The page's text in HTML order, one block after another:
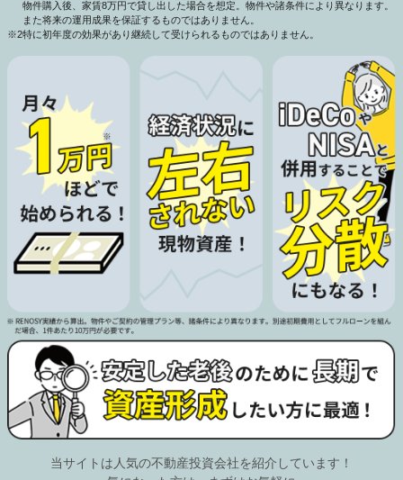
物件購入後、家賃8万円で貸し出した場合を想定。物件や諸条件により異なります。
また将来の運用成果を保証するものではありません。
※2特に初年度の効果があり継続して受けられるものではありません。
当サイトは人気の不動産投資会社を紹介しています！